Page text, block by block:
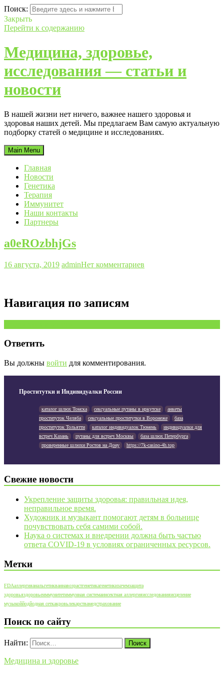
Поиск:
Закрыть
Перейти к содержанию
Медицина, здоровье,
исследования — статьи и
новости
В нашей жизни нет ничего, важнее нашего здоровья и
здоровья наших детей. Мы предлагаем Вам самую актуальную
подборку статей о медицине и исследованиях.
Main Menu
Главная
Новости
Генетика
Терапия
Иммунитет
Наши контакты
Партнеры
a0eROzbhjGs
16 августа, 2019 adminНет комментариев
Навигация по записям
Ответить
Вы должны войти для комментирования.
Проститутки и Индивидуалки России
каталог шлюх Томска сексуальные путаны в иркутске
анкеты
проституток Челяба
сексуальные проститутки в Воронеже
база
проституток Тольятти
каталог индивидуалок Тюмень
индивидуалки для
встреч Казань
путаны для встреч Москвы
база шлюх Петербурга
проверенные шлюхи Ростов на Дону
https://7k-casino-4h.top
Свежие новости
Укрепление защиты здоровья: правильная идея,
неправильное время.
Художник и музыкант помогают детям в больнице
почувствовать себя самими собой.
Наука о системах и внедрении должна быть частью
ответа COVID-19 в условиях ограниченных ресурсов.
Метки
FDAаллергияанальгетикваннавозрастгенетикагенетикизачемзащита
здоровьяздоровьеиммунитетиммунная системаинсектная аллергияисследованияисцеление
музыкоййодйодная сеткакровьлекарствамедстрахование
Поиск по сайту
Найти:
Медицина и здоровье